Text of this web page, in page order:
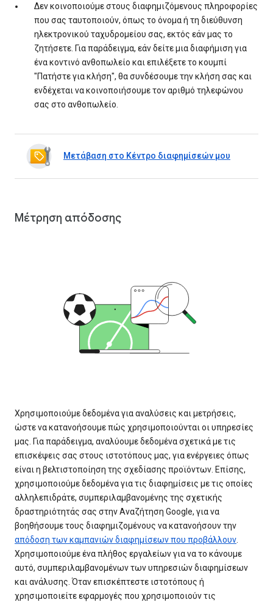
Δεν κοινοποιούμε στους διαφημιζόμενους πληροφορίες
που σας ταυτοποιούν, όπως το όνομα ή τη διεύθυνση
ηλεκτρονικού ταχυδρομείου σας, εκτός εάν μας το
ζητήσετε. Για παράδειγμα, εάν δείτε μια διαφήμιση για
ένα κοντινό ανθοπωλείο και επιλέξετε το κουμπί
"Πατήστε για κλήση", θα συνδέσουμε την κλήση σας και
ενδέχεται να κοινοποιήσουμε τον αριθμό τηλεφώνου
σας στο ανθοπωλείο.
Μετάβαση στο Κέντρο διαφημίσεών μου
Μέτρηση απόδοσης
Χρησιμοποιούμε δεδομένα για αναλύσεις και μετρήσεις,
ώστε να κατανοήσουμε πώς χρησιμοποιούνται οι υπηρεσίες
μας. Για παράδειγμα, αναλύουμε δεδομένα σχετικά με τις
επισκέψεις σας στους ιστοτόπους μας, για ενέργειες όπως
είναι η βελτιστοποίηση της σχεδίασης προϊόντων. Επίσης,
χρησιμοποιούμε δεδομένα για τις διαφημίσεις με τις οποίες
αλληλεπιδράτε, συμπεριλαμβανομένης της σχετικής
δραστηριότητάς σας στην Αναζήτηση Google, για να
βοηθήσουμε τους διαφημιζομένους να κατανοήσουν την
απόδοση των καμπανιών διαφημίσεων που προβάλλουν.
Χρησιμοποιούμε ένα πλήθος εργαλείων για να το κάνουμε
αυτό, συμπεριλαμβανομένων των υπηρεσιών διαφημίσεων
και ανάλυσης. Όταν επισκέπτεστε ιστοτόπους ή
χρησιμοποιείτε εφαρμογές που χρησιμοποιούν τις